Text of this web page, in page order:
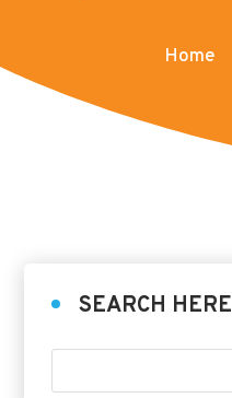
Home
SEARCH HERE